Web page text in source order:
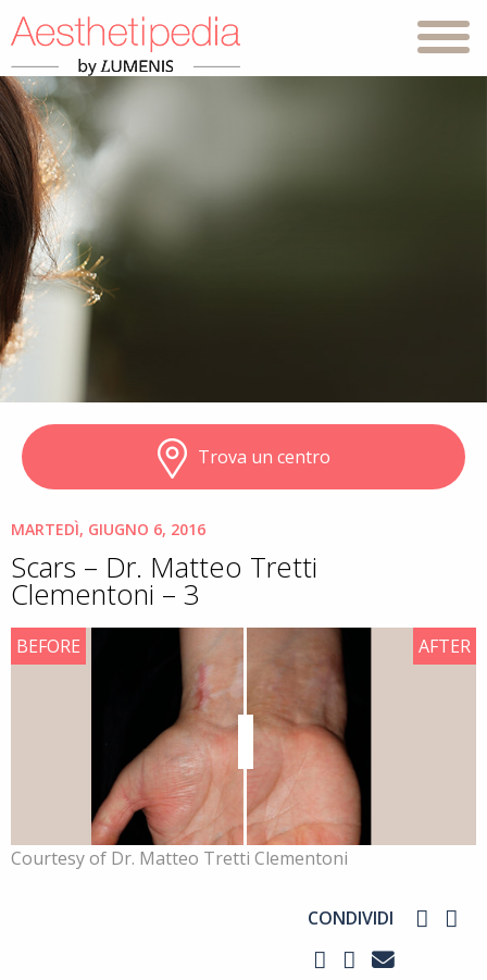
Trova un centro
MARTEDÌ, GIUGNO 6, 2016
Scars – Dr. Matteo Tretti
Clementoni – 3
AFTER
BEFORE
Courtesy of Dr. Matteo Tretti Clementoni
CONDIVIDI